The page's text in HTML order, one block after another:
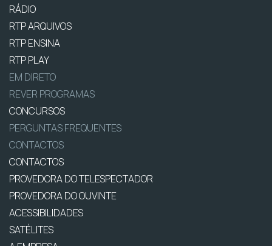
RÁDIO
RTP ARQUIVOS
RTP ENSINA
RTP PLAY
EM DIRETO
REVER PROGRAMAS
CONCURSOS
PERGUNTAS FREQUENTES
CONTACTOS
CONTACTOS
PROVEDORA DO TELESPECTADOR
PROVEDORA DO OUVINTE
ACESSIBILIDADES
SATÉLITES